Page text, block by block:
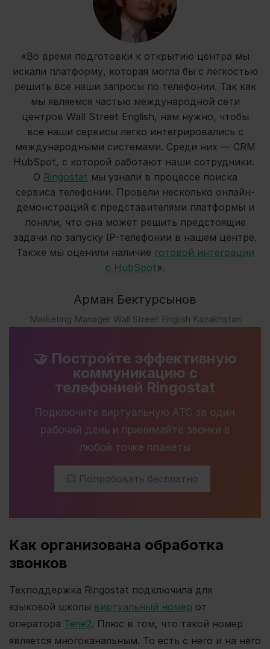
«Во время подготовки к открытию центра мы
искали платформу, которая могла бы с легкостью
решить все наши запросы по телефонии. Так как
мы являемся частью международной сети
центров Wall Street English, нам нужно, чтобы
все наши сервисы легко интегрировались с
международными системами. Среди них — CRM
HubSpot, с которой работают наши сотрудники.
О Ringostat мы узнали в процессе поиска
сервиса телефонии. Провели несколько онлайн-
демонстраций с представителями платформы и
поняли, что она может решить предстоящие
задачи по запуску IP-телефонии в нашем центре.
Также мы оценили наличие готовой интеграции
с HubSpot».
Арман Бектурсынов
Marketing Manager Wall Street English Kazakhstan
🤝 Постройте эффективную
коммуникацию с
телефонией Ringostat
Подключите виртуальную АТС за один
рабочий день и принимайте звонки в
любой точке планеты
💥 Попробовать бесплатно
Как организована обработка
звонков
Техподдержка Ringostat подключила для
языковой школы виртуальный номер от
оператора Теле2. Плюс в том, что такой номер
является многоканальным. То есть с него и на него